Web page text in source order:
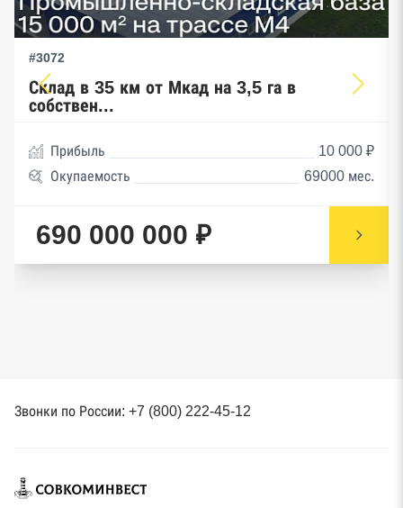
#3072
Склад в 35 км от Мкад на 3,5 га в
собствен...
Прибыль
10 000 ₽
Окупаемость
69000 мес.
690 000 000 ₽
Звонки по России: +7 (800) 222-45-12